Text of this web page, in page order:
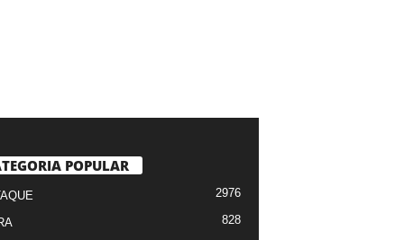
POPULAR
2976
828